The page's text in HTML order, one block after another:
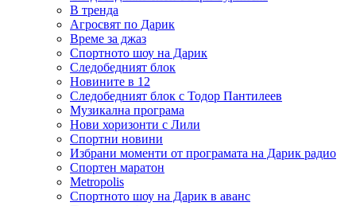
В тренда
Агросвят по Дарик
Време за джаз
Спортното шоу на Дарик
Следобедният блок
Новините в 12
Следобедният блок с Тодор Пантилеев
Музикална програма
Нови хоризонти с Лили
Спортни новини
Избрани моменти от програмата на Дарик радио
Спортен маратон
Metropolis
Спортното шоу на Дарик в аванс